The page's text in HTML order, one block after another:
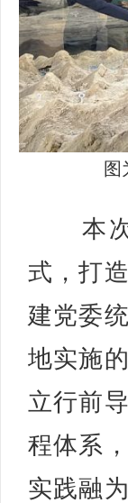
图
本次
式，打
建党委
地实施
立行前
程体系
实践融